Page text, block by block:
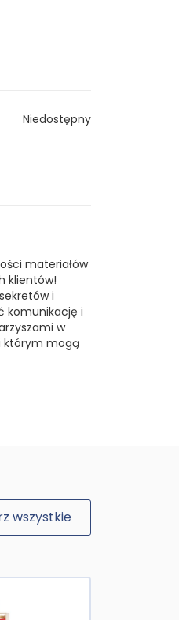
Niedostępny
materiałów
klientów!
i
komunikację i
w
którym mogą
wszystkie